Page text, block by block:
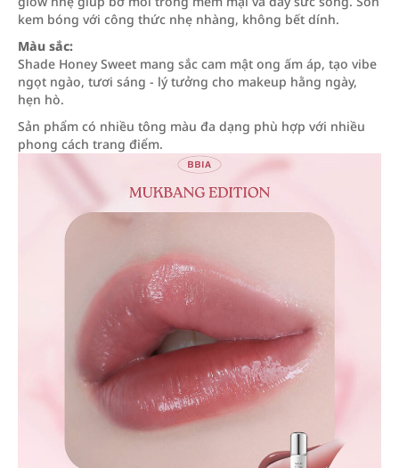
kem bóng với công thức nhẹ nhàng, không bết dính.
Màu sắc:
Shade Honey Sweet mang sắc cam mật ong ấm áp, tạo vibe
ngọt ngào, tươi sáng - lý tưởng cho makeup hằng ngày,
hẹn hò.
Sản phẩm có nhiều tông màu đa dạng phù hợp với nhiều
phong cách trang điểm.